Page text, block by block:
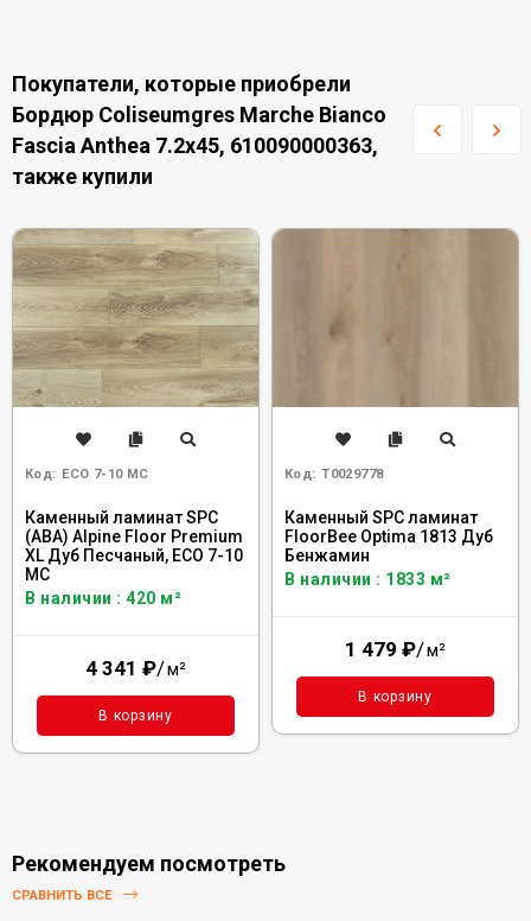
Покупатели, которые приобрели
Бордюр Coliseumgres Marche Bianco
Fascia Anthea 7.2x45, 610090000363,
также купили
Код: ECO 7-10 MC
Каменный ламинат SPC
(ABA) Alpine Floor Premium
XL Дуб Песчаный, ECO 7-10
MC
В наличии : 420 м²
4 341 ₽/м²
В корзину
Код: Т0029778
Каменный SPC ламинат
FloorBee Optima 1813 Дуб
Бенжамин
В наличии : 1833 м²
1 479 ₽/м²
В корзину
Рекомендуем посмотреть
СРАВНИТЬ ВСЕ